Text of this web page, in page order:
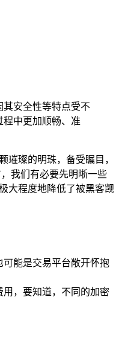
其安全性等特点受不
程中更加顺畅、准
璀璨的明珠，备受瞩目，
我们有必要先明晰一些
大程度地降低了被黑客觊
能是交易平台敞开怀抱
，要知道，不同的加密